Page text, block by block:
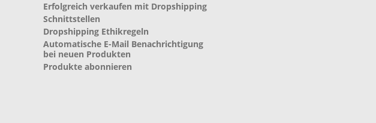
Erfolgreich verkaufen mit Dropshipping
Schnittstellen
Dropshipping Ethikregeln
Automatische E-Mail Benachrichtigung
bei neuen Produkten
Produkte abonnieren